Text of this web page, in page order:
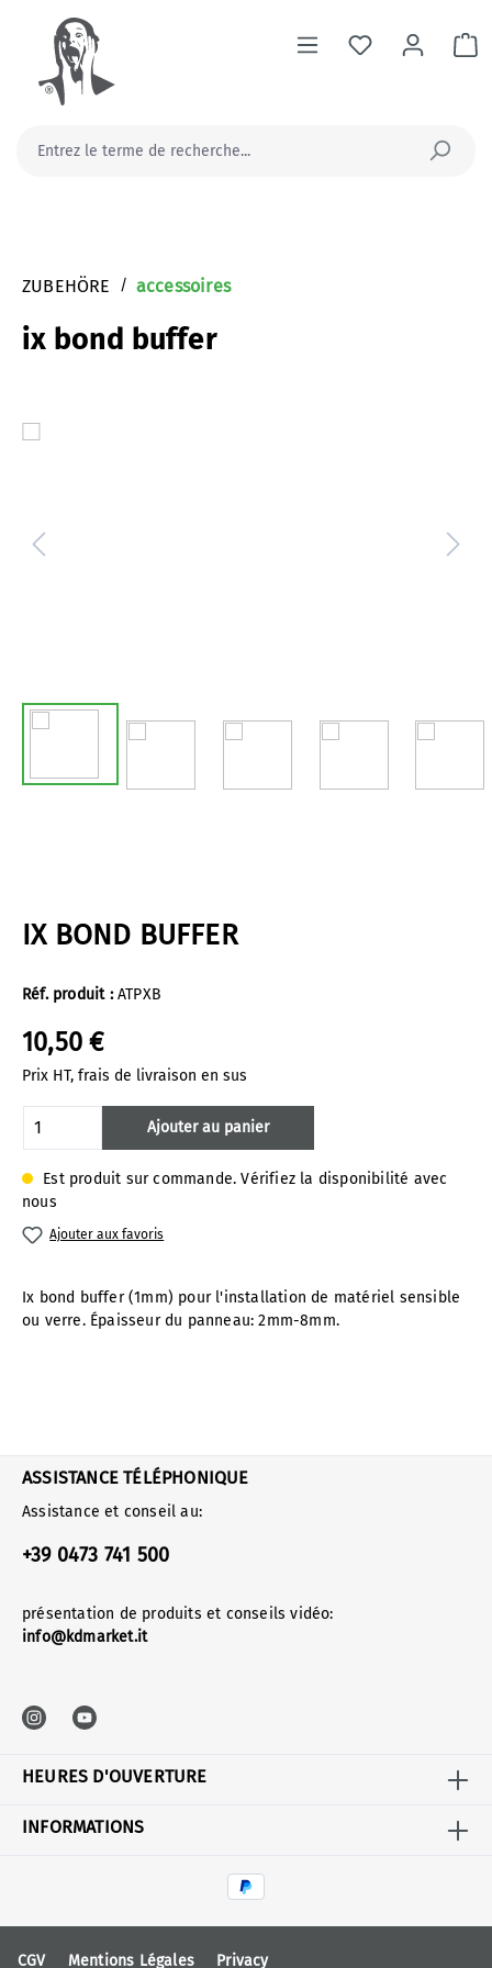
principal
ZUBEHÖRE / accessoires
ix bond buffer
IX BOND BUFFER
Réf. produit :ATPXB
10,50 €
Prix HT, frais de livraison en sus
Est produit sur commande. Vérifiez la disponibilité avec
nous
Quantité de produit : Entrez la quantité
Ajouter au panier
Ajouter aux favoris
Ix bond buffer (1mm) pour l'installation de matériel sensible
ou verre. Épaisseur du panneau: 2mm-8mm.
ASSISTANCE TÉLÉPHONIQUE
Assistance et conseil au:
+39 0473 741 500
présentation de produits et conseils vidéo:
info@kdmarket.it
HEURES D'OUVERTURE
INFORMATIONS
CGV Mentions Légales Privacy